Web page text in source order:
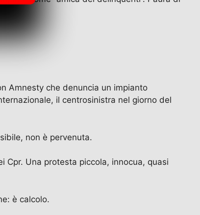
Amnesty che denuncia un impianto
il centrosinistra nel giorno del
non è pervenuta.
Una protesta piccola, innocua, quasi
è calcolo.